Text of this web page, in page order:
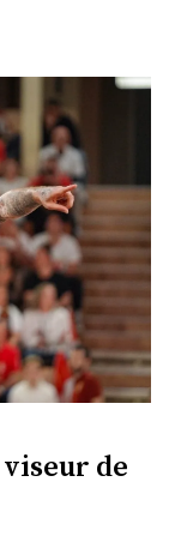
viseur de